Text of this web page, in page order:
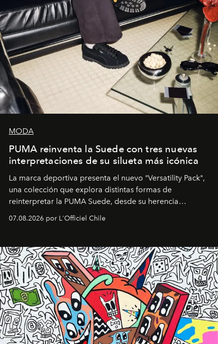
MODA
PUMA reinventa la Suede con tres nuevas
interpretaciones de su silueta más icónica
La marca deportiva presenta el nuevo "Versatility Pack",
una colección que explora distintas formas de
reinterpretar la PUMA Suede, desde su herencia
deportiva hasta una mirada moderna inspirada en el
diseño y el universo outdoor.
07.08.2026 por L'Officiel Chile